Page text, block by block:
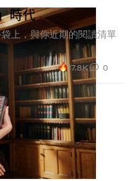
潮流」，是否也幾乎
是時候一起變得荒唐有
♬ Brandenburg
– Yusuke
滑手機對大腦造成的
依賴外包思考——一股
時代
上，與你近期的閱讀清單
17.8K 0